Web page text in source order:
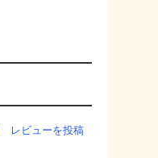
レビューを投稿